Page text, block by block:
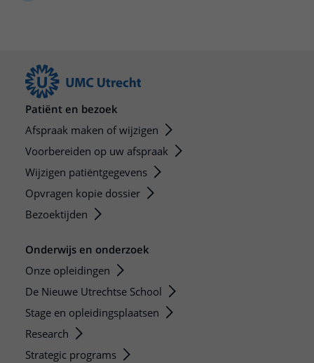
Onderzoeken en diagnostiek
Wijzigen patiëntgegevens
Mijn UMC Utrecht patiëntportaal
Kwaliteit en veiligheid
Wegwijs in het ziekenhuis
Contact met polikliniek
Contact met verpleegafdeling
Zorgverlenersportaal
Onderwijs
Werken bij het UMC Utrecht
Patiënt en bezoek
Afspraak maken of wijzigen
Voorbereiden op uw afspraak
Wijzigen patiëntgegevens
Opvragen kopie dossier
Bezoektijden
Onderwijs en onderzoek
Onze opleidingen
De Nieuwe Utrechtse School
Stage en opleidingsplaatsen
Research
Strategic programs